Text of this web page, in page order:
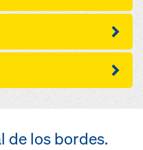
de los bordes.